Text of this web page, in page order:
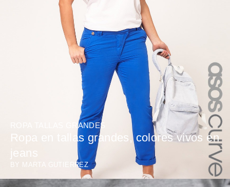
ROPA TALLAS GRANDES
Ropa en tallas grandes, colores vivos en
jeans
BY MARTA GUTIERREZ